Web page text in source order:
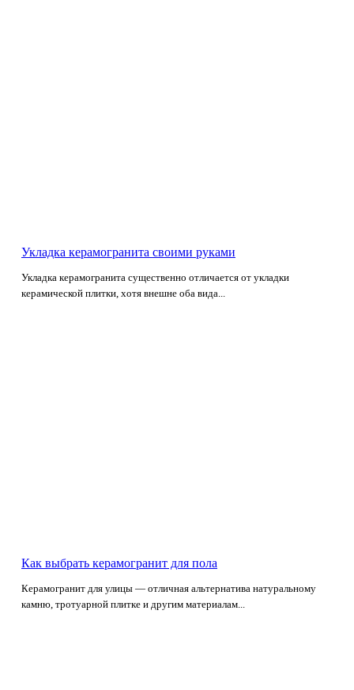
Укладка керамогранита своими руками
Укладка керамогранита существенно отличается от укладки
керамической плитки, хотя внешне оба вида...
Как выбрать керамогранит для пола
Керамогранит для улицы — отличная альтернатива натуральному
камню, тротуарной плитке и другим материалам...